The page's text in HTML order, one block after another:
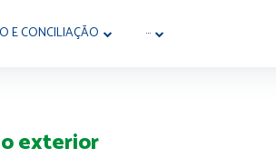
E CONCILIAÇÃO ···
exterior